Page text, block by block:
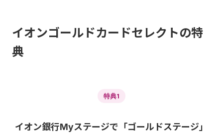
イオンゴールドカードセレクトの特
典
特典1
イオン銀行Myステージで「ゴールドステージ」